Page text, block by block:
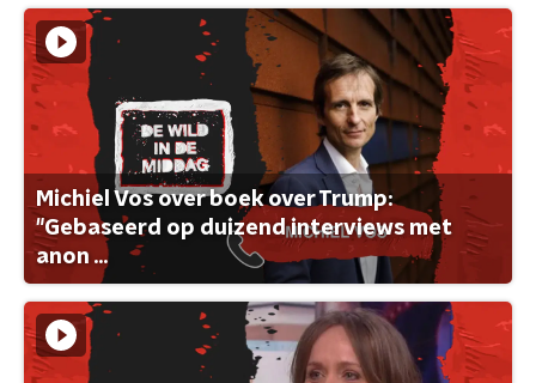
Michiel Vos over boek over Trump:
"Gebaseerd op duizend interviews met
anon ...